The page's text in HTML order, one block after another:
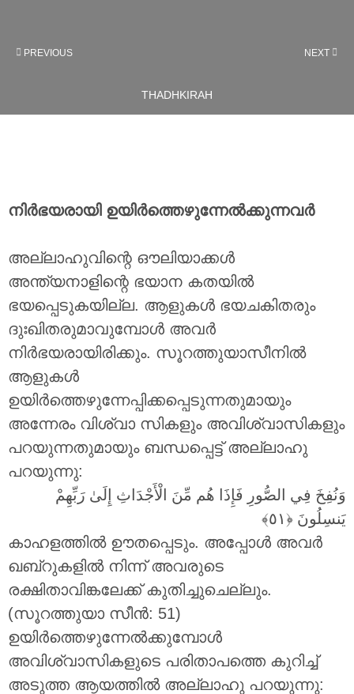
PREVIOUS NEXT
THADHKIRAH
നിർഭയരായി ഉയിർത്തെഴുന്നേൽക്കുന്നവർ
അല്ലാഹുവിന്റെ ഔലിയാക്കൾ
അന്ത്യനാളിന്റെ ഭയാന കതയിൽ
ഭയപ്പെടുകയില്ല. ആളുകൾ ഭയചകിതരും
ദുഃഖിതരുമാവുമ്പോൾ അവർ
നിർഭയരായിരിക്കും. സൂറത്തുയാസീനിൽ
ആളുകൾ
ഉയിർത്തെഴുന്നേപ്പിക്കപ്പെടുന്നതുമായും
അന്നേരം വിശ്വാ സികളും അവിശ്വാസികളും
പറയുന്നതുമായും ബന്ധപ്പെട്ട് അല്ലാഹു
പറയുന്നു:
وَنُفِخَ فِي الصُّورِ فَإِذَا هُم مِّنَ الْأَجْدَاثِ إِلَىٰ رَبِّهِمْ
يَنسِلُونَ
കാഹളത്തിൽ ഊതപ്പെടും. അപ്പോൾ അവർ
ഖബ്റുകളിൽ നിന്ന് അവരുടെ
രക്ഷിതാവിങ്കലേക്ക് കുതിച്ചുചെല്ലും.
(സൂറത്തുയാ സീൻ: 51)
ഉയിർത്തെഴുന്നേൽക്കുമ്പോൾ
അവിശ്വാസികളുടെ പരിതാപത്തെ കുറിച്ച്
അടുത്ത ആയത്തിൽ അല്ലാഹു പറയുന്നു: